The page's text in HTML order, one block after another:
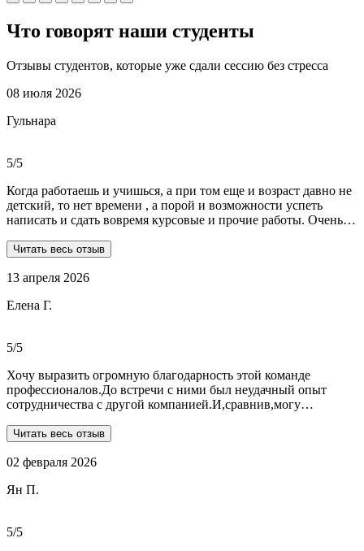
Что говорят наши студенты
Отзывы студентов, которые уже сдали сессию без стресса
08 июля 2026
Гульнара
5/5
Когда работаешь и учишься, а при том еще и возраст давно не
детский, то нет времени , а порой и возможности успеть
написать и сдать вовремя курсовые и прочие работы. Очень
Dist-help. Все мои проблемы в полном смысле слова взяли на
выполнили очень качественно, вовремя и по очень даже
реагируют и отвечают на все вопросы. Теперь буду
Читать весь отзыв
13 апреля 2026
Елена Г.
5/5
Хочу выразить огромную благодарность этой команде
профессионалов.До встречи с ними был неудачный опыт
сотрудничества с другой компанией.И,сравнив,могу
профессионалов.Условия,сроки были сразу оговорены и четко
уровне.А если возникали вопросы или проблемы,то помощь
помощь студентам,то только-сюда.Огромное спасибо!!!
Читать весь отзыв
02 февраля 2026
Ян П.
5/5